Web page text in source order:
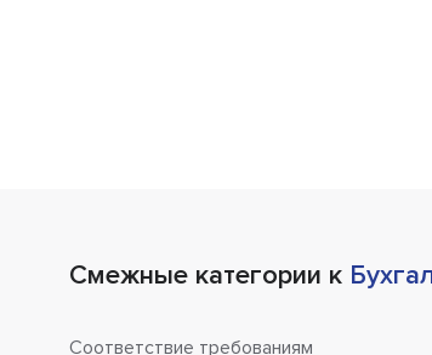
Смежные категории к
Соответствие требованиям